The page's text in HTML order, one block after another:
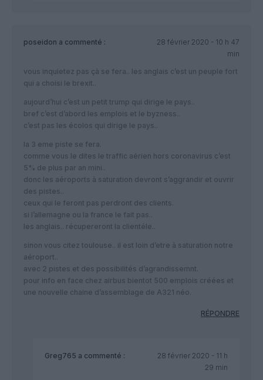
poseidon a commenté :
28 février 2020 - 10 h 47
min
vous inquietez pas çà se fera.. les anglais c’est un peuple fort
qui a choisi le brexit..
aujourd’hui c’est un petit trump qui dirige le pays..
bref c’est d’abord les emplois et le byzness..
c’est pas les écolos qui dirige le pays..
la 3 eme piste se fera.
comme vous le dites le traffic aérien hors coronavirus c’est
5% de plus par an mini..
donc les aéroports à saturation devront s’aggrandir et ouvrir
des pistes..
ceux qui le feront pas perdront des clients.
si l’allemagne ou la france le fait pas..
les anglais.. récupereront la clientéle..
sinon vous citez toulouse.. il est loin d’etre à saturation notre
aéroport..
avec 2 pistes et des possibilités d’agrandissemnt.
pour info en face chez airbus bientot 500 emplois créées et
une nouvelle chaine d’assemblage de A321 néo.
RÉPONDRE
Greg765 a commenté :
28 février 2020 - 11 h
29 min